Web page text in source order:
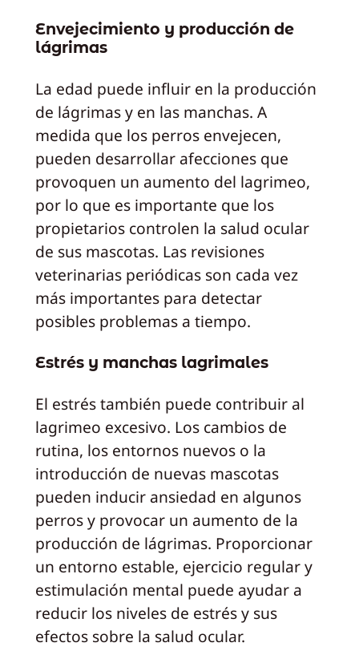
Envejecimiento y producción de
lágrimas
La edad puede influir en la producción
de lágrimas y en las manchas. A
medida que los perros envejecen,
pueden desarrollar afecciones que
provoquen un aumento del lagrimeo,
por lo que es importante que los
propietarios controlen la salud ocular
de sus mascotas. Las revisiones
veterinarias periódicas son cada vez
más importantes para detectar
posibles problemas a tiempo.
Estrés y manchas lagrimales
El estrés también puede contribuir al
lagrimeo excesivo. Los cambios de
rutina, los entornos nuevos o la
introducción de nuevas mascotas
pueden inducir ansiedad en algunos
perros y provocar un aumento de la
producción de lágrimas. Proporcionar
un entorno estable, ejercicio regular y
estimulación mental puede ayudar a
reducir los niveles de estrés y sus
efectos sobre la salud ocular.